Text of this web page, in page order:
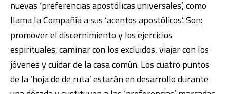
nuevas ‘preferencias apostólicas universales’, como
llama la Compañía a sus ‘acentos apostólicos’. Son:
promover el discernimiento y los ejercicios
espirituales, caminar con los excluidos, viajar con los
jóvenes y cuidar de la casa común. Los cuatro puntos
de la ‘hoja de de ruta’ estarán en desarrollo durante